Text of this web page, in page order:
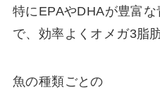
特にEPAやDHAが豊富
で、効率よくオメガ3脂
魚の種類ごとの